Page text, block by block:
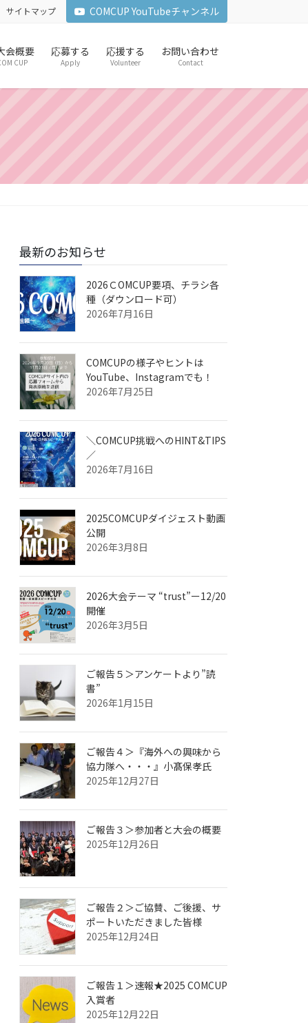
サイトマップ COMCUP YouTubeチャンネル
会概要
CUP
応募する
Apply
応援する
Volunteer
お問い合わせ
Contact
最新のお知らせ
2026ＣOMCUP要項、チラシ各
種（ダウンロード可）
2026年7月16日
COMCUPの様子やヒントは
YouTube、Instagramでも！
2026年7月25日
＼COMCUP挑戦へのHINT&TIPS
／
2026年7月16日
2025COMCUPダイジェスト動画
公開
2026年3月8日
2026大会テーマ “trust”ー12/20
開催
2026年3月5日
ご報告５＞アンケートより”読
書”
2026年1月15日
ご報告４＞『海外への興味から
協力隊へ・・・』小髙保孝氏
2025年12月27日
ご報告３＞参加者と大会の概要
2025年12月26日
ご報告２＞ご協賛、ご後援、サ
ポートいただきました皆様
2025年12月24日
ご報告１＞速報★2025 COMCUP
入賞者
2025年12月22日